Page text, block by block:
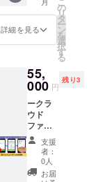
み・月
20,000
円 と大
ており
ます。
※詳細は
メール
にてお
知らせ
いたし
ます。
※継続を
ご希望
お断り
させて
いただ
返金は
いたし
す。 ※
掲載期
間は
2023年
1月～12
月まで
の1年間
■以下の
業務を
行いま
ンディ
ングの
目標金
額・期
間・リ
ターン
の相談
②ライ
ターに
よる取
《ぽ
けっと
クリ
ニッ
ク》を1
用いた
だける
権利で
す。 1
か月間
《ぽ
けっと
クリ
ニッ
ク》に
詳細を見る
の
リ
タ
ー
ン
を
選
択
す
る
55,
000 円
残り3
ークラ
ウド
ファン
ディン
グ限定
割！ー
【《ぽ
支援
者：
0人
お届